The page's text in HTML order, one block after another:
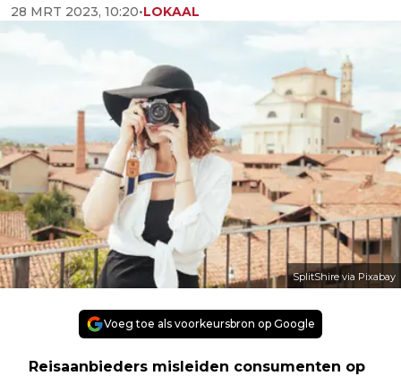
28 MRT 2023, 10:20•LOKAAL
SplitShire via Pixabay
Voeg toe als voorkeursbron op Google
Reisaanbieders misleiden consumenten op